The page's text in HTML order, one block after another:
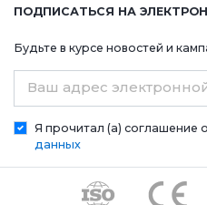
ПОДПИСАТЬСЯ НА
Будьте в курсе новостей и
Ваш адрес
Я прочитал (а) соглашение
данных